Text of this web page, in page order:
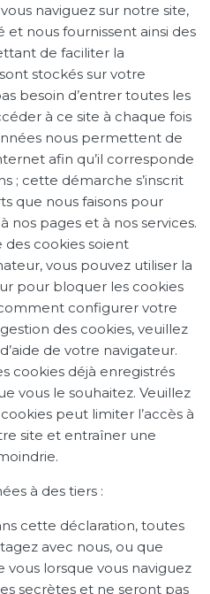
naviguez sur notre site,
nous fournissent ainsi des
de faciliter la
stockés sur votre
besoin d’entrer toutes les
à ce site à chaque fois
nous permettent de
afin qu’il corresponde
; cette démarche s’inscrit
que nous faisons pour
nos pages et à nos services.
des cookies soient
vous pouvez utiliser la
pour bloquer les cookies
configurer votre
des cookies, veuillez
de votre navigateur.
cookies déjà enregistrés
vous le souhaitez. Veuillez
peut limiter l’accès à
site et entraîner une
à des tiers :
cette déclaration, toutes
avec nous, ou que
lorsque vous naviguez
secrètes et ne seront pas